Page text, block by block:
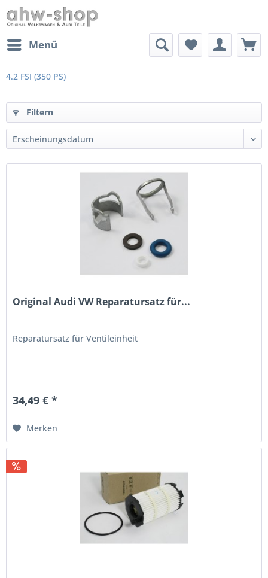
Menü
4.2 FSI (350 PS)
Filtern
Original Audi VW Reparatursatz für...
Reparatursatz für Ventileinheit
34,49 € *
Merken